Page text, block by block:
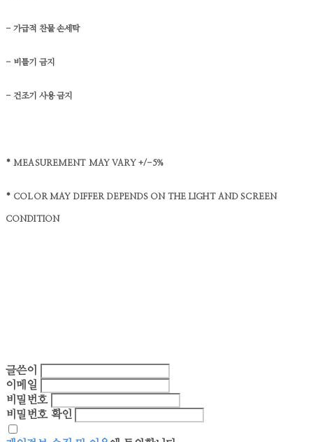
- 가급적 찬물 손세탁
- 비틀기 금지
- 건조기 사용 금지
* MEASUREMENT MAY VARY +/-5%
* COLOR MAY DIFFER DEPENDS ON THE LIGHT AND SCREEN
CONDITION
글쓴이
이메일
비밀번호
비밀번호 확인